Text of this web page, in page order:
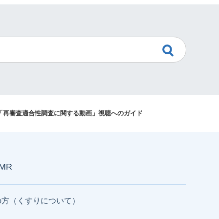
審査適合性調査に関する動画」視聴へのガイド
（くすりについて）